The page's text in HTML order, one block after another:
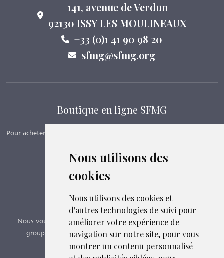
Nous utilisons des
cookies
Nous utilisons des cookies et
d'autres technologies de suivi pour
améliorer votre expérience de
navigation sur notre site, pour vous
montrer un contenu personnalisé
141, avenue de Verdun
92130 ISSY LES MOULINEAUX
+33 (0)1 41 90 98 20
sfmg@sfmg.org
Boutique en ligne SFMG
Pour acheter nos manuels, adhérer et payer ses cotisations en ligne,
Boutique en ligne
Formations SFMG
Nous vous proposons des formations e-learning, présentiels,
groupes de pairs - Certificat QUALIOPI n° 2020/89171.3